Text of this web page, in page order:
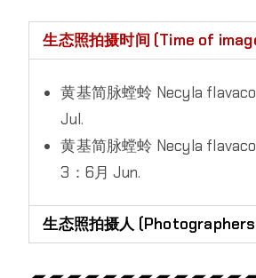
生态照拍摄时间 (Time of
黄基简脉螳蛉 Necyla
Jul.
黄基简脉螳蛉 Necyla
3：6月 Jun.
生态照拍摄人